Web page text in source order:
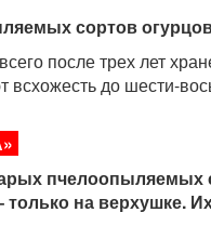
сортов
после трех лет
всхожесть до шести-
пчелоопыляемых
только на